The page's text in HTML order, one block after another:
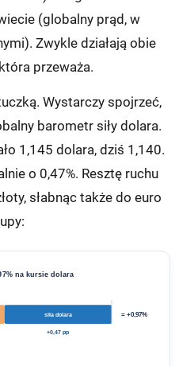
(globalny prąd, w
Zwykle działają obie
przeważa.
Wystarczy spojrzeć,
barometr siły dolara.
1,145 dolara, dziś 1,140.
o 0,47%. Resztę ruchu
słabnąc także do euro
na kursie dolara
siła dolara
+0,47 pp
= +0,97%